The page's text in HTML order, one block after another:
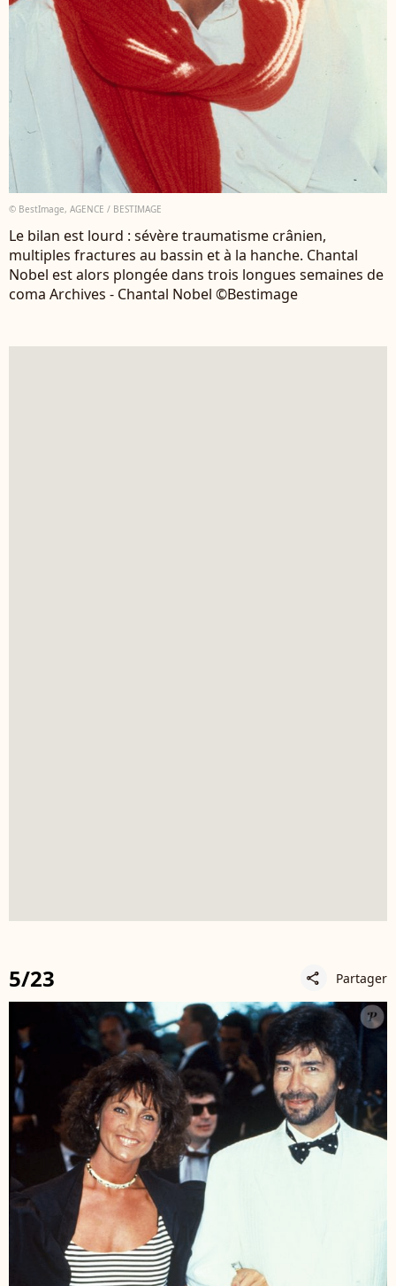
© BestImage, AGENCE / BESTIMAGE
Le bilan est lourd : sévère traumatisme crânien,
multiples fractures au bassin et à la hanche. Chantal
Nobel est alors plongée dans trois longues semaines de
coma Archives - Chantal Nobel ©Bestimage
5/23 share Partager